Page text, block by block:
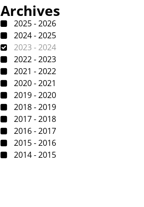
Archives
2025 - 2026
2024 - 2025
2023 - 2024
2022 - 2023
2021 - 2022
2020 - 2021
2019 - 2020
2018 - 2019
2017 - 2018
2016 - 2017
2015 - 2016
2014 - 2015